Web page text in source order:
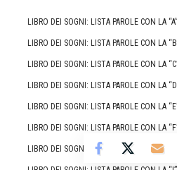
LIBRO DEI SOGNI: LISTA PAROLE CON LA “A”
LIBRO DEI SOGNI: LISTA PAROLE CON LA
LIBRO DEI SOGNI: LISTA PAROLE CON LA
LIBRO DEI SOGNI: LISTA PAROLE CON LA
LIBRO DEI SOGNI: LISTA PAROLE CON LA
LIBRO DEI SOGNI: LISTA PAROLE CON LA
LIBRO DEI SOGNI: LISTA PAROLE CON LA “G”